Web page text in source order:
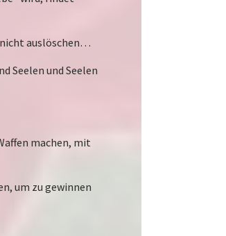
nicht auslöschen…
Seelen und Seelen
machen, mit
um zu gewinnen